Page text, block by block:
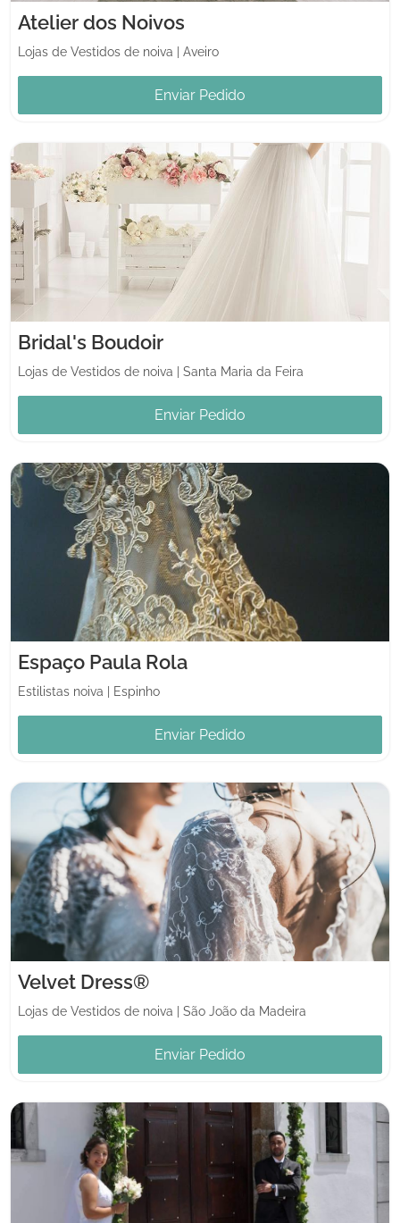
Atelier dos Noivos
Lojas de Vestidos de noiva Aveiro
Enviar Pedido
Bridal's Boudoir
Lojas de Vestidos de noiva Santa Maria da Feira
Enviar Pedido
Espaço Paula Rola
Estilistas noiva Espinho
Enviar Pedido
Velvet Dress®
Lojas de Vestidos de noiva São João da Madeira
Enviar Pedido